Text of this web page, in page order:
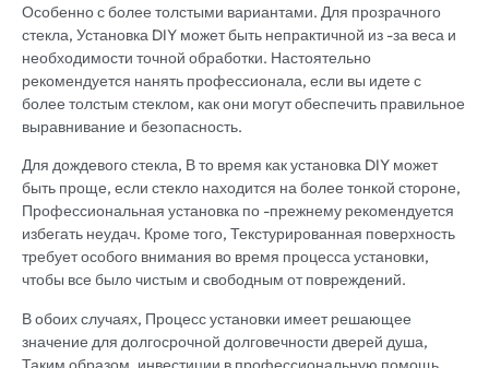
Особенно с более толстыми вариантами. Для прозрачного
стекла, Установка DIY может быть непрактичной из -за веса и
необходимости точной обработки. Настоятельно
рекомендуется нанять профессионала, если вы идете с
более толстым стеклом, как они могут обеспечить правильное
выравнивание и безопасность.
Для дождевого стекла, В то время как установка DIY может
быть проще, если стекло находится на более тонкой стороне,
Профессиональная установка по -прежнему рекомендуется
избегать неудач. Кроме того, Текстурированная поверхность
требует особого внимания во время процесса установки,
чтобы все было чистым и свободным от повреждений.
В обоих случаях, Процесс установки имеет решающее
значение для долгосрочной долговечности дверей душа,